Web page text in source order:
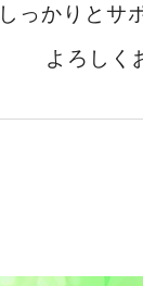
しっかりとサ
よろしく